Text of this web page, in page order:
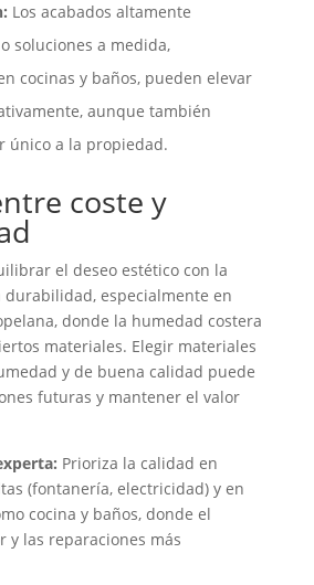
Los acabados altamente
soluciones a medida,
cocinas y baños, pueden elevar
aunque también
único a la propiedad.
coste y
el deseo estético con la
especialmente en
donde la humedad costera
materiales. Elegir materiales
y de buena calidad puede
futuras y mantener el valor
Prioriza la calidad en
(fontanería, electricidad) y en
cocina y baños, donde el
y las reparaciones más